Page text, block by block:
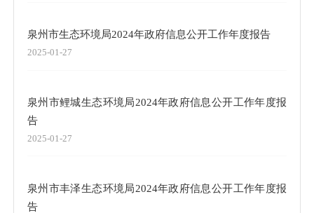
泉州市生态环境局2024年政府信息公开工作年度报告
2025-01-27
泉州市鲤城生态环境局2024年政府信息公开工作年度报
告
2025-01-27
泉州市丰泽生态环境局2024年政府信息公开工作年度报
告